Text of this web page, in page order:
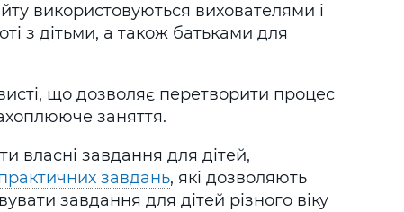
використовуються вихователями і
з дітьми, а також батьками для
що дозволяє перетворити процес
заняття.
власні завдання для дітей,
завдань, які дозволяють
завдання для дітей різного віку